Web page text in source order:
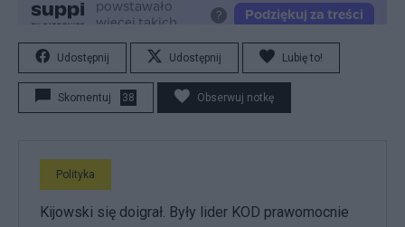
Udostępnij Udostępnij Lubię to!
Skomentuj 38 Obserwuj notkę
Polityka
Kijowski się doigrał. Były lider KOD prawomocnie